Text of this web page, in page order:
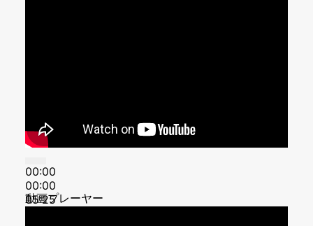
00:00
00:00
05:25
動画プレーヤー